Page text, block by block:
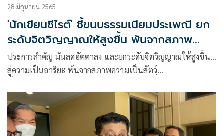
28 มิถุนายน 2565
'นักเขียนซีไรต์' ชี้ขนบธรรมเนียมประเพณี ยก
ระดับจิตวิญญาณให้สูงขึ้น พ้นจากสภาพ
ความเป็นสัตว์
ประการสำคัญ มันลดอัตตาลง และยกระดับจิตวิญญาณให้สูงขึ้น…
สู่ความเป็นอาริยะ พ้นจากสภาพความเป็นสัตวฺ์
กฎหมายที่ “ห้ามทำและมีบทลงโทษ”